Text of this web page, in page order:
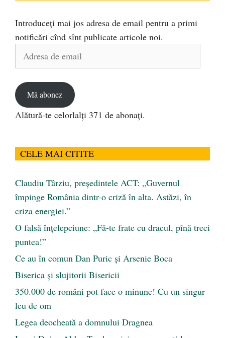
Introduceți mai jos adresa de email pentru a primi
notificări cînd sînt publicate articole noi.
Mă abonez
Alătură-te celorlalți 371 de abonați.
CELE MAI CITITE
Claudiu Târziu, președintele ACT: „Guvernul
împinge România dintr-o criză în alta. Astăzi, în
criza energiei.”
O falsă înțelepciune: „Fă-te frate cu dracul, pînă treci
puntea!”
Ce au în comun Dan Puric şi Arsenie Boca
Biserica și slujitorii Bisericii
350.000 de români pot face o minune! Cu un singur
leu de om
Legea deocheată a domnului Dragnea